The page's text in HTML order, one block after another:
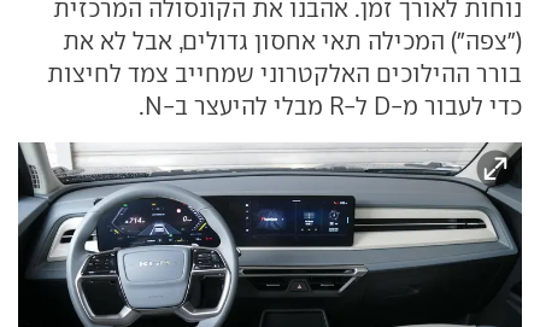
נוחות לאורך זמן. אהבנו את הקונסולה המרכזית
("צפה") המכילה תאי אחסון גדולים, אבל לא את
בורר ההילוכים האלקטרוני שמחייב צמד לחיצות
כדי לעבור מ-D ל-R מבלי להיעצר ב-N.